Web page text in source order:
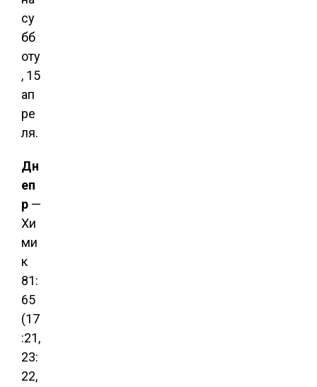
су
бб
оту
, 15
ап
ре
ля.
Дн
еп
р —
Хи
ми
к
81:
65
(17
:21,
23:
22,